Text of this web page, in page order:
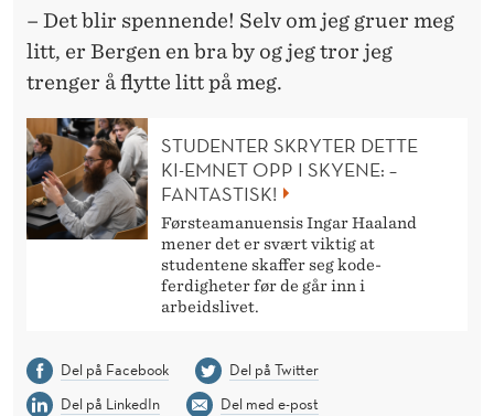
– Det blir spennende! Selv om jeg gruer meg
litt, er Bergen en bra by og jeg tror jeg
trenger å flytte litt på meg.
STUDENTER SKRYTER DETTE
KI-EMNET OPP I SKYENE: –
FANTASTISK!
Førsteamanuensis Ingar Haaland
mener det er svært viktig at
studentene skaffer seg kode-
ferdigheter før de går inn i
arbeidslivet.
Del på Facebook
Del på Twitter
Del på LinkedIn
Del med e-post